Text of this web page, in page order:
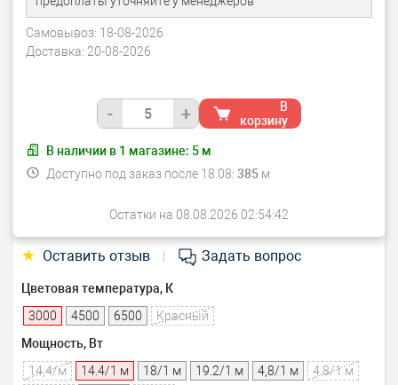
Самовывоз: 18-08-2026
Доставка: 20-08-2026
- +
В
корзину
В наличии в 1 магазине: 5м
Доступно под заказ после 18.08: 385м
Остатки на 08.08.2026 02:54:42
★ Оставить отзыв Задать вопрос
Цветовая температура, К
3000
4500 6500
Красный
Мощность, Вт
14,4/м
14.4/1 м 18/1 м 19.2/1 м 4,8/1 м
4.8/1 м